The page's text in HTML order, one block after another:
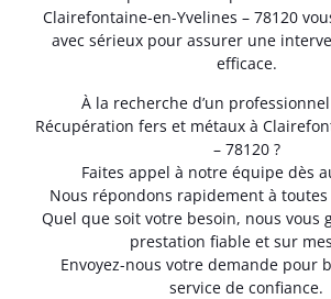
Clairefontaine-en-Yvelines – 78120
avec sérieux pour assurer une
efficace.
À la recherche d’un
Récupération fers et métaux à
– 78120 ?
Faites appel à notre équipe dès
Nous répondons rapidement à toutes
Quel que soit votre besoin, nous vous
prestation fiable et sur
Envoyez-nous votre demande pour
service de confiance.